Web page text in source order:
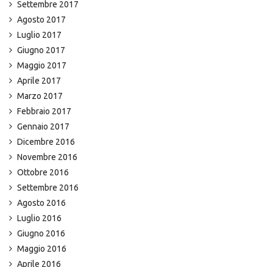
Settembre 2017
Agosto 2017
Luglio 2017
Giugno 2017
Maggio 2017
Aprile 2017
Marzo 2017
Febbraio 2017
Gennaio 2017
Dicembre 2016
Novembre 2016
Ottobre 2016
Settembre 2016
Agosto 2016
Luglio 2016
Giugno 2016
Maggio 2016
Aprile 2016